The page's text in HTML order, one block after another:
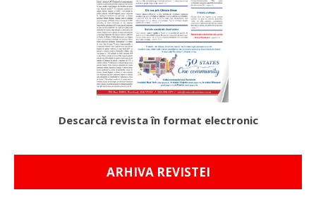
Descarcă revista în format electronic
ARHIVA REVISTEI